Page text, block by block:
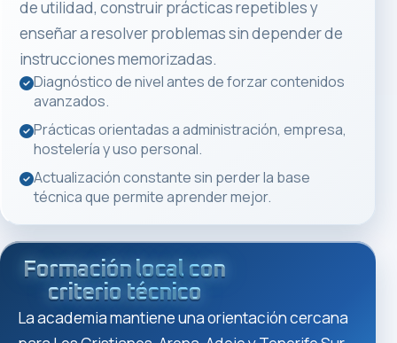
de utilidad, construir prácticas repetibles y
enseñar a resolver problemas sin depender de
instrucciones memorizadas.
Diagnóstico de nivel antes de forzar contenidos
avanzados.
Prácticas orientadas a administración, empresa,
hostelería y uso personal.
Actualización constante sin perder la base
técnica que permite aprender mejor.
Formación local con
criterio técnico
La academia mantiene una orientación cercana